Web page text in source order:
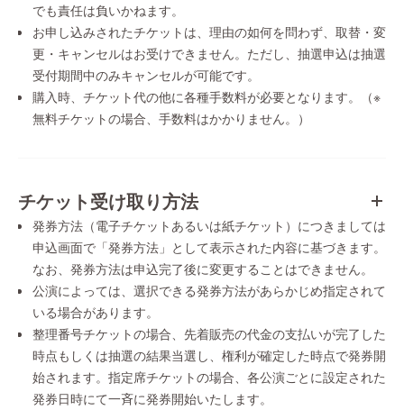
でも責任は負いかねます。
お申し込みされたチケットは、理由の如何を問わず、取替・変
更・キャンセルはお受けできません。ただし、抽選申込は抽選
受付期間中のみキャンセルが可能です。
購入時、チケット代の他に各種手数料が必要となります。（※
無料チケットの場合、手数料はかかりません。）
チケット受け取り方法
発券方法（電子チケットあるいは紙チケット）につきましては
申込画面で「発券方法」として表示された内容に基づきます。
なお、発券方法は申込完了後に変更することはできません。
公演によっては、選択できる発券方法があらかじめ指定されて
いる場合があります。
整理番号チケットの場合、先着販売の代金の支払いが完了した
時点もしくは抽選の結果当選し、権利が確定した時点で発券開
始されます。指定席チケットの場合、各公演ごとに設定された
発券日時にて一斉に発券開始いたします。